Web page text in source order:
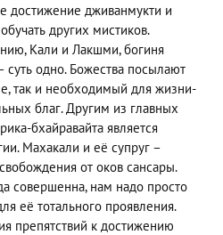
достижение дживанмукти и
других мистиков.
Кали и Лакшми, богиня
суть одно. Божества посылают
так и необходимый для жизни-
благ. Другим из главных
бхайравайта является
Махакали и её супруг –
от оков сансары.
совершенна, нам надо просто
её тотального проявления.
препятствий к достижению